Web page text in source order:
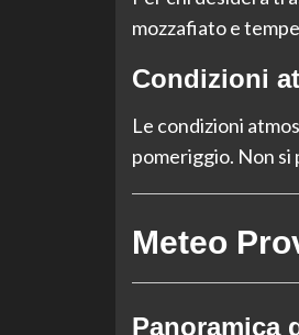
mozzafiato e
Condizioni
Le condizioni
pomeriggio. Non
Meteo
Panoramica